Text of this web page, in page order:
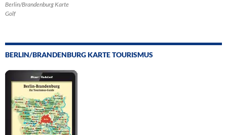
Berlin/Brandenburg Karte
Golf
BERLIN/BRANDENBURG KARTE TOURISMUS